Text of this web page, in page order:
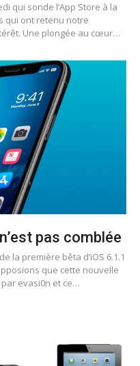
qui sonde l’App Store à la
qui ont retenu notre
Une plongée au cœur…
pas comblée
la première bêta d’iOS 6.1.1
que cette nouvelle
evasi0n et ce…